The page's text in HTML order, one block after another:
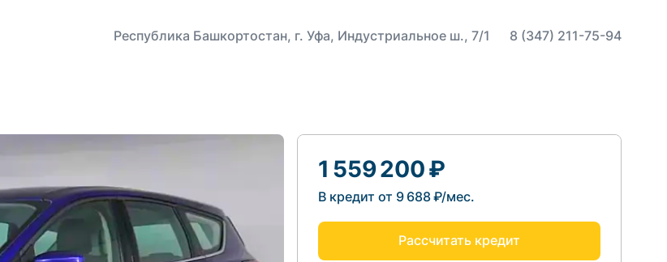
Республика Башкортостан, г. Уфа, Индустриальное ш., 7/1 8 (347) 211-75-94
1 559 200 ₽
В кредит от 9 688 ₽/мес.
Рассчитать кредит